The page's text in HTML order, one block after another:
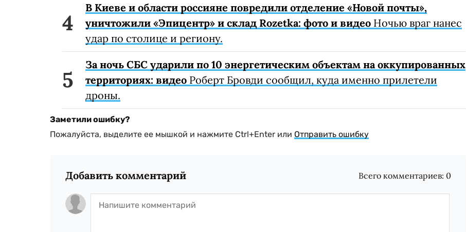
В Киеве и области россияне повредили отделение «Новой почты»,
уничтожили «Эпицентр» и склад Rozetka: фото и видео Ночью враг нанес
удар по столице и региону.
За ночь СБС ударили по 10 энергетическим объектам на оккупированных
территориях: видео Роберт Бровди сообщил, куда именно прилетели
дроны.
Заметили ошибку?
Пожалуйста, выделите ее мышкой и нажмите Ctrl+Enter или Отправить ошибку
Добавить комментарий Всего комментариев: 0